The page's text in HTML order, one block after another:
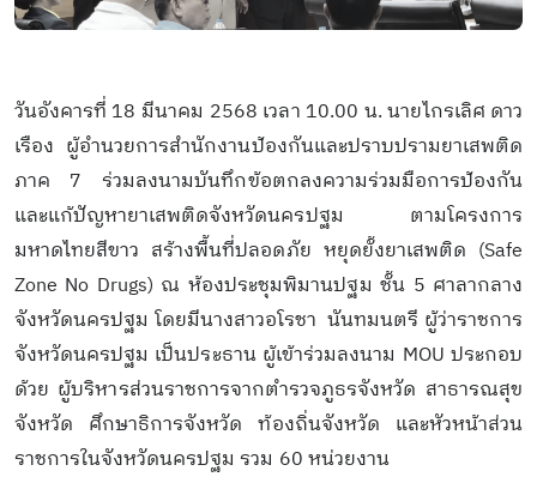
วันอังคารที่ 18 มีนาคม 2568 เวลา 10.00 น. นายไกรเลิศ ดาว
เรือง ผู้อำนวยการสำนักงานป้องกันและปราบปรามยาเสพติด
ภาค 7 ร่วมลงนามบันทึกข้อตกลงความร่วมมือการป้องกัน
และแก้ปัญหายาเสพติดจังหวัดนครปฐม ตามโครงการ
มหาดไทยสีขาว สร้างพื้นที่ปลอดภัย หยุดยั้งยาเสพติด (Safe
Zone No Drugs) ณ ห้องประชุมพิมานปฐม ชั้น 5 ศาลากลาง
จังหวัดนครปฐม โดยมีนางสาวอโรชา นันทมนตรี ผู้ว่าราชการ
จังหวัดนครปฐม เป็นประธาน ผู้เข้าร่วมลงนาม MOU ประกอบ
ด้วย ผู้บริหารส่วนราชการจากตำรวจภูธรจังหวัด สาธารณสุข
จังหวัด ศึกษาธิการจังหวัด ท้องถิ่นจังหวัด และหัวหน้าส่วน
ราชการในจังหวัดนครปฐม รวม 60 หน่วยงาน